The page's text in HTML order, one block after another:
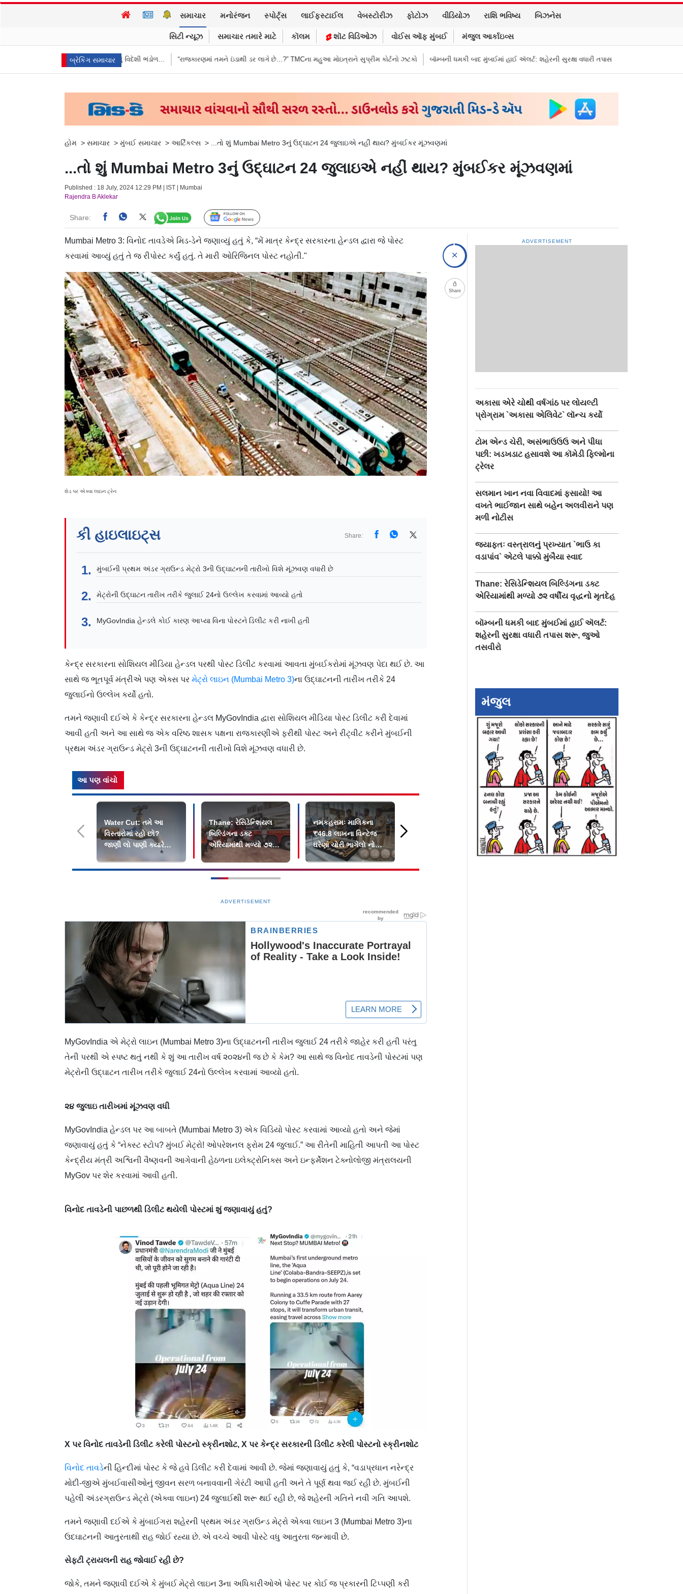
સમાચાર મનોરંજન સ્પોર્ટ્સ લાઈફસ્ટાઈલ વેબસ્ટોરીઝ ફોટોઝ વીડિયોઝ રાશિ ભવિષ્ય બિઝનેસ
સિટી ન્યૂઝ સમાચાર તમારે માટે કૉલમ શૉટ વિડિઓઝ વોઈસ ઑફ મુંબઈ મંજુલ આર્કાઇવ્સ
બ્રેકિંગ સમાચાર
ભારતે આપ્યો જવાબ, કહ્યું વિદેશી ભંડોળ… “રાજકારણમાં તમને ઇંડાથી ડર લાગે છે…?” TMCના મહુઆ મોઇત્રાને સુપ્રીમ કોર્ટનો ઝટકો બૉમ્બની ધમકી બાદ મુંબઈમાં હાઈ ઍલર્ટ: શહેરની સુરક્ષા વધારી તપાસ શરૂ, જુઓ તસવીરો
હોમ > સમાચાર > મુંબઈ સમાચાર > આર્ટિકલ્સ > ...તો શું Mumbai Metro 3નું ઉદ્ઘાટન 24 જુલાઇએ નહીં થાય? મુંબઈકર મૂંઝવણમાં
...તો શું Mumbai Metro 3નું ઉદ્ઘાટન 24 જુલાઇએ નહીં થાય? મુંબઈકર મૂંઝવણમાં
Published : 18 July, 2024 12:29 PM | IST | Mumbai
Rajendra B Aklekar
Share: Follow Us
Mumbai Metro 3: વિનોદ તાવડેએ મિડ-ડેને જણાવ્યું હતું કે, “મેં માત્ર કેન્દ્ર સરકારના હેન્ડલ દ્વારા જે પોસ્ટ
કરવામાં આવ્યું હતું તે જ રીપોસ્ટ કર્યું હતું. તે મારી ઓરિજિનલ પોસ્ટ નહોતી."
શેડ પર એક્વા લાઇન ટ્રેન
કી હાઇલાઇટ્સ Share:
મુંબઈની પ્રથમ અંડર ગ્રાઉન્ડ મેટ્રો 3ની ઉદ્ઘાટનની તારીખો વિશે મૂંઝવણ વધારી છે
મેટ્રોની ઉદ્ઘાટન તારીખ તરીકે જુલાઈ 24નો ઉલ્લેખ કરવામાં આવ્યો હતો
MyGovIndia હેન્ડલે કોઈ કારણ આપ્યા વિના પોસ્ટને ડિલીટ કરી નાખી હતી
કેન્દ્ર સરકારના સોશિયલ મીડિયા હેન્ડલ પરથી પોસ્ટ ડિલીટ કરવામાં આવતા મુંબઈકરોમાં મૂંઝવણ પેદા થઈ છે. આ
સાથે જ ભૂતપૂર્વ મંત્રીએ પણ એક્સ પર મેટ્રો લાઇન (Mumbai Metro 3)ના ઉદ્ઘાટનની તારીખ તરીકે 24
જુલાઈનો ઉલ્લેખ કર્યો હતો.
તમને જણાવી દઈએ કે કેન્દ્ર સરકારના હેન્ડલ MyGovIndia દ્વારા સોશિયલ મીડિયા પોસ્ટ ડિલીટ કરી દેવામાં
આવી હતી અને આ સાથે જ એક વરિષ્ઠ શાસક પક્ષના રાજકારણીએ ફરીથી પોસ્ટ અને રીટ્વીટ કરીને મુંબઈની
પ્રથમ અંડર ગ્રાઉન્ડ મેટ્રો 3ની ઉદ્ઘાટનની તારીખો વિશે મૂંઝવણ વધારી છે.
આ પણ વાંચો
Water Cut: તમે આ
વિસ્તારોમાં રહો છો?
જાણી લો પાણી ક્યારે
નથી આવવાનું...
Thane: રેસિડેન્શિયલ
બિલ્ડિંગના ડક્ટ
એરિયામાંથી મળ્યો ૭૨
વર્ષીય વૃદ્ધનો મૃતદેહ
નમકહરામઃ માલિકના
₹46.8 લાખના વિન્ટેજ
ઘરેણાં ચોરી ભાગેલો નોકર
મુંબઈ એરપોર્ટ પર...
જોશમાં હવામાં ફાયરિંગનો
વીડિયો વાયરલ, 10 લોકો
MMRDA સંચાલિત મેટ્રો
નેટવર્કમાં અત્યાર સુધીમાં
૩૦ કરોડ પ્રવાસીઓએ
પ્રવાસ કર્યો
ADVERTISEMENT
MyGovIndia એ મેટ્રો લાઇન (Mumbai Metro 3)ના ઉદ્ઘાટનની તારીખ જુલાઈ 24 તરીકે જાહેર કરી હતી પરંતુ
તેની પરથી એ સ્પષ્ટ થતું નથી કે શું આ તારીખ વર્ષ ૨૦૨૪ની જ છે કે કેમ? આ સાથે જ વિનોદ તાવડેની પોસ્ટમાં પણ
મેટ્રોની ઉદ્ઘાટન તારીખ તરીકે જુલાઈ 24નો ઉલ્લેખ કરવામાં આવ્યો હતો.
૨૪ જુલાઇ તારીખમાં મૂંઝવણ વધી
MyGovIndia હેન્ડલ પર આ બાબતે (Mumbai Metro 3) એક વિડિયો પોસ્ટ કરવામાં આવ્યો હતો અને જેમાં
જણાવાયું હતું કે “નેક્સ્ટ સ્ટોપ? મુંબઈ મેટ્રો! ઓપરેશનલ ફ્રોમ 24 જુલાઈ.” આ રીતેની માહિતી આપતી આ પોસ્ટ
કેન્દ્રીય મંત્રી અશ્વિની વૈષ્ણવની આગેવાની હેઠળના ઇલેક્ટ્રોનિક્સ અને ઇન્ફર્મેશન ટેક્નોલોજી મંત્રાલયની
MyGov પર શેર કરવામાં આવી હતી.
વિનોદ તાવડેની પાછળથી ડિલીટ થયેલી પોસ્ટમાં શું જણાવાયું હતું?
X પર વિનોદ તાવડેની ડિલીટ કરેલી પોસ્ટનો સ્ક્રીનશોટ, X પર કેન્દ્ર સરકારની ડિલીટ કરેલી પોસ્ટનો સ્ક્રીનશોટ
વિનોદ તાવડેની હિન્દીમાં પોસ્ટ કે જે હવે ડિલીટ કરી દેવામાં આવી છે. જેમાં જણાવાયું હતું કે, “વડાપ્રધાન નરેન્દ્ર
મોદી-જીએ મુંબઈવાસીઓનું જીવન સરળ બનાવવાની ગેરંટી આપી હતી અને તે પૂર્ણ થવા જઈ રહી છે. મુંબઈની
પહેલી અંડરગ્રાઉન્ડ મેટ્રો (એક્વા લાઇન) 24 જુલાઈથી શરૂ થઈ રહી છે, જે શહેરની ગતિને નવી ગતિ આપશે.
તમને જણાવી દઈએ કે મુંબાઈગરા શહેરની પ્રથમ અંડર ગ્રાઉન્ડ મેટ્રો એક્વા લાઇન 3 (Mumbai Metro 3)ના
ઉદઘાટનની આતુરતાથી રાહ જોઈ રહ્યા છે. એ વચ્ચે આવી પોસ્ટે વધુ આતુરતા જન્માવી છે.
સેફટી ટ્રાયલની રાહ જોવાઈ રહી છે?
જોકે, તમને જણાવી દઈએ કે મુંબઈ મેટ્રો લાઇન 3ના અધિકારીઓએ પોસ્ટ પર કોઈ જ પ્રકારની ટિપ્પણી કરી
Share
ADVERTISEMENT
અકાસા એરે ચોથી વર્ષગાંઠ પર લોયલ્ટી
પ્રોગ્રામ `અકાસા એલિવેટ` લૉન્ચ કર્યો
ટોમ એન્ડ ચેરી, અસંભાઉઉઉ અને પીધા
પછી: ખડખડાટ હસાવશે આ કૉમેડી ફિલ્મોના
ટ્રેલર
સલમાન ખાન નવા વિવાદમાં ફસાયો! આ
વખતે ભાઈજાન સાથે બહેન અલવીરાને પણ
મળી નોટીસ
જ્યાફતઃ વસ્ત્રાલનું પ્રખ્યાત `ભાઉ કા
વડાપાંવ` એટલે પાક્કો મુંબૈયા સ્વાદ
Thane: રેસિડેન્શિયલ બિલ્ડિંગના ડક્ટ
એરિયામાંથી મળ્યો ૭૨ વર્ષીય વૃદ્ધનો મૃતદેહ
બૉમ્બની ધમકી બાદ મુંબઈમાં હાઈ ઍલર્ટ:
શહેરની સુરક્ષા વધારી તપાસ શરૂ, જુઓ
તસવીરો
મંજુલ